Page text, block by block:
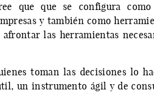
que que se configura
y también como
las herramientas
toman las decisiones lo
un instrumento ágil y de